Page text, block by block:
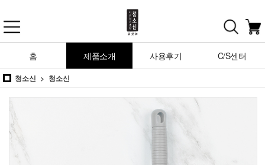
홈 제품소개 사용후기 C/S센터
청소신 청소신